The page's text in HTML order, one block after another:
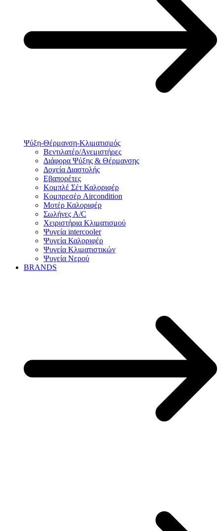
Ψύξη-Θέρμανση-Κλιματισμός
Βεντιλατέρ/Ανεμιστήρες
Διάφορα Ψύξης & Θέρμανσης
Δοχεία Διαστολής
Εβαπορέτες
Κομπλέ Σέτ Καλοριφέρ
Κομπρεσέρ Aircondition
Μοτέρ Καλοριφέρ
Σωλήνες A/C
Χειριστήρια Κλιματισμού
Ψυγεία intercooler
Ψυγεία Καλοριφέρ
Ψυγεία Κλιματιστικών
Ψυγεία Νερού
BRANDS